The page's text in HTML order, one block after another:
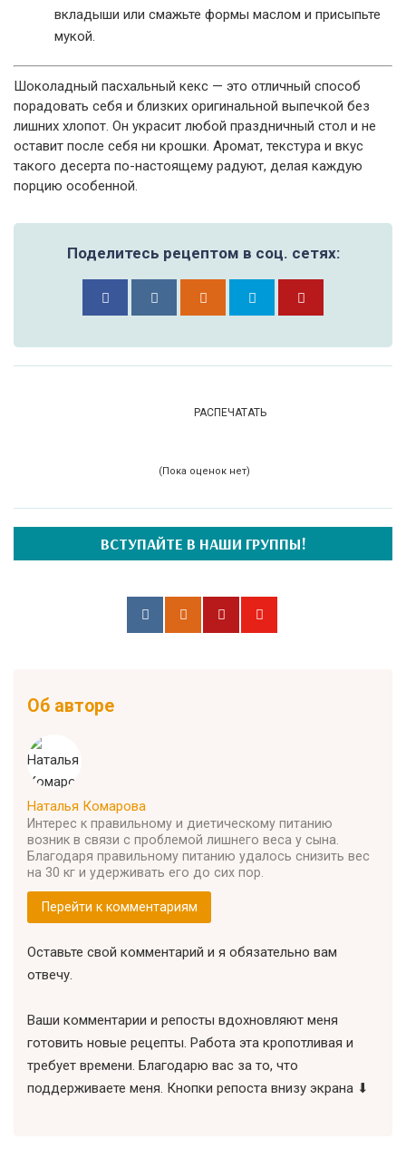
вкладыши или смажьте формы маслом и присыпьте
мукой.
Шоколадный пасхальный кекс — это отличный способ
порадовать себя и близких оригинальной выпечкой без
лишних хлопот. Он украсит любой праздничный стол и не
оставит после себя ни крошки. Аромат, текстура и вкус
такого десерта по-настоящему радуют, делая каждую
порцию особенной.
Поделитесь рецептом в соц. сетях:
РАСПЕЧАТАТЬ
(Пока оценок нет)
ВСТУПАЙТЕ В НАШИ ГРУППЫ!
Об авторе
Наталья Комарова
Интерес к правильному и диетическому питанию
возник в связи с проблемой лишнего веса у сына.
Благодаря правильному питанию удалось снизить вес
на 30 кг и удерживать его до сих пор.
Перейти к комментариям
Оставьте свой комментарий и я обязательно вам
отвечу.
Ваши комментарии и репосты вдохновляют меня
готовить новые рецепты. Работа эта кропотливая и
требует времени. Благодарю вас за то, что
поддерживаете меня. Кнопки репоста внизу экрана ⬇